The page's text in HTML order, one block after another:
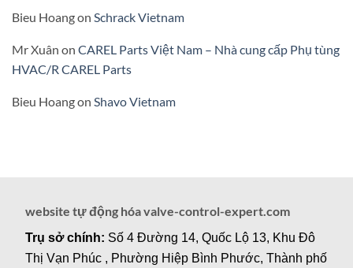
Bieu Hoangon Schrack Vietnam
Mr Xuân on CAREL Parts Việt Nam – Nhà cung cấp Phụ tùng
HVAC/R CAREL Parts
Bieu Hoangon Shavo Vietnam
website tự động hóa valve-control-expert.com
Trụ sở chính: Số 4 Đường 14, Quốc Lộ 13, Khu Đô
Thị Vạn Phúc , Phường Hiệp Bình Phước, Thành phố